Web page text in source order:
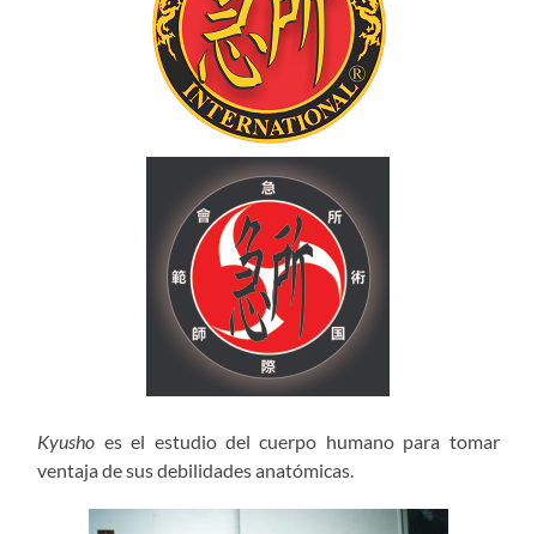
Kyusho es el estudio del cuerpo humano para tomar
ventaja de sus debilidades anatómicas.